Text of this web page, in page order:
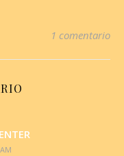
1 comentario